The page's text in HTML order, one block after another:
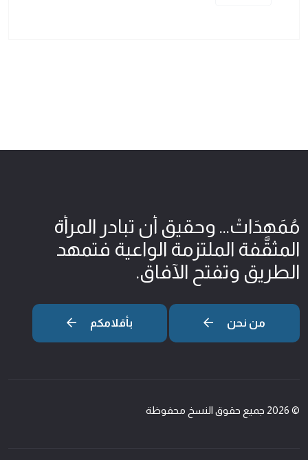
مُمَهِدَاتْ... وحقيق أن تبادر المرأة
المثقّفة الملتزمة الواعية فتمهد
الطريق وتفتح الآفاق.
من نحن بأقلامكم
© 2026 جميع حقوق النسخ محفوظة